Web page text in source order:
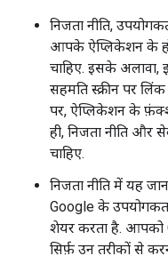
निजता नीति,
आपके ऐप्लिकेशन के
चाहिए. इसके अलावा,
सहमति स्क्रीन पर
पर, ऐप्लिकेशन के
ही, निजता नीति और
चाहिए.
निजता नीति में यह
Google के
शेयर करता है. आपको
सिर्फ़ उन तरीकों से